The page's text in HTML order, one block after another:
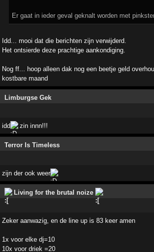
Er gaat in ieder geval geknalt worden met
Idd... mooi dat die berichten zijn verwijderd.
Het ontsierde deze prachtige aankondiging.
Nog ff... hoop alleen dak nog een beetje geld
kostbare maand
Limburgse Gek
idd zin innn!!!
Terror Is Timeless
zijn der ook weer
Living for the brutal noize
Zeker aanwazig, en de line up is 83 keer amen
1x voor elke dj=10
10x voor driek =20